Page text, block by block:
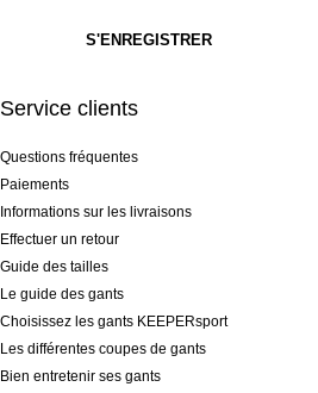
Service clients
Questions fréquentes
Paiements
Informations sur les livraisons
Effectuer un retour
Guide des tailles
Le guide des gants
Choisissez les gants KEEPERsport
Les différentes coupes de gants
Bien entretenir ses gants